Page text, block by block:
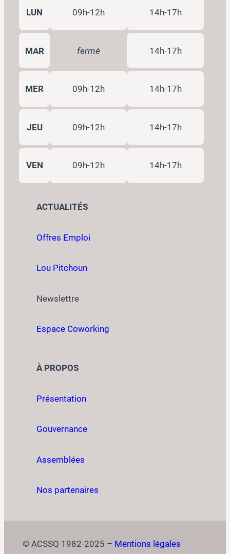
LUN 09h-12h 14h-17h
MAR fermé 14h-17h
MER 09h-12h 14h-17h
JEU 09h-12h 14h-17h
VEN 09h-12h 14h-17h
ACTUALITÉS
Offres Emploi
Lou Pitchoun
Newslettre
Espace Coworking
À PROPOS
Présentation
Gouvernance
Assemblées
Nos partenaires
© ACSSQ 1982-2025 – Mentions légales